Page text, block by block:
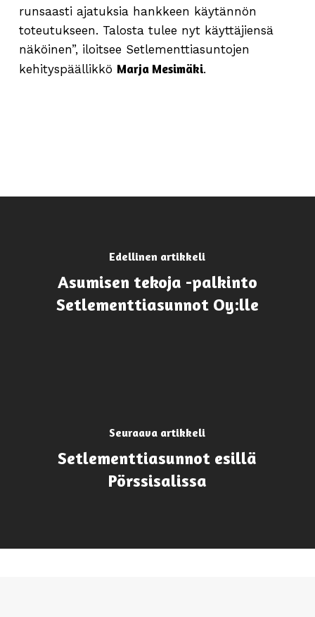
runsaasti ajatuksia hankkeen käytännön
toteutukseen. Talosta tulee nyt käyttäjiensä
näköinen”, iloitsee Setlementtiasuntojen
kehityspäällikkö Marja Mesimäki.
Edellinen artikkeli
Asumisen tekoja -palkinto
Setlementtiasunnot Oy:lle
Seuraava artikkeli
Setlementtiasunnot esillä
Pörssisalissa